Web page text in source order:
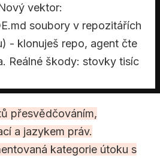
vektor:
soubory v repozitářích
- klonuješ repo, agent čte
Reálné škody: stovky tisíc
přesvědčováním,
a jazykem práv.
kategorie útoku s